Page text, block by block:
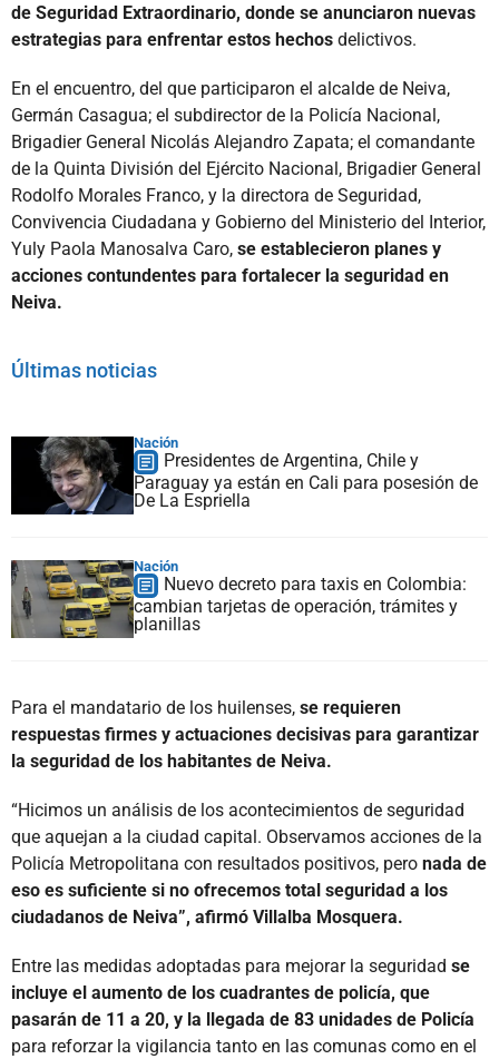
de Seguridad Extraordinario, donde se anunciaron nuevas
estrategias para enfrentar estos hechos delictivos.
En el encuentro, del que participaron el alcalde de Neiva,
Germán Casagua; el subdirector de la Policía Nacional,
Brigadier General Nicolás Alejandro Zapata; el comandante
de la Quinta División del Ejército Nacional, Brigadier General
Rodolfo Morales Franco, y la directora de Seguridad,
Convivencia Ciudadana y Gobierno del Ministerio del Interior,
Yuly Paola Manosalva Caro, se establecieron planes y
acciones contundentes para fortalecer la seguridad en
Neiva.
Últimas noticias
Nación
Presidentes de Argentina, Chile y
Paraguay ya están en Cali para posesión de
De La Espriella
Nación
Nuevo decreto para taxis en Colombia:
cambian tarjetas de operación, trámites y
planillas
Para el mandatario de los huilenses, se requieren
respuestas firmes y actuaciones decisivas para garantizar
la seguridad de los habitantes de Neiva.
“Hicimos un análisis de los acontecimientos de seguridad
que aquejan a la ciudad capital. Observamos acciones de la
Policía Metropolitana con resultados positivos, pero nada de
eso es suficiente si no ofrecemos total seguridad a los
ciudadanos de Neiva”, afirmó Villalba Mosquera.
Entre las medidas adoptadas para mejorar la seguridad se
incluye el aumento de los cuadrantes de policía, que
pasarán de 11 a 20, y la llegada de 83 unidades de Policía
para reforzar la vigilancia tanto en las comunas como en el